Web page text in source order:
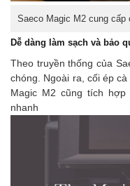
Saeco Magic M2 cung
Dễ dàng làm sạch và bảo
Theo truyền thống của
chóng. Ngoài ra, cối ép
Magic M2 cũng tích
nhanh